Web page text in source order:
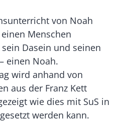
von Noah
Menschen
Dasein und seinen
einen Noah.
wird anhand von
aus der Franz Kett
wie dies mit SuS in
werden kann.